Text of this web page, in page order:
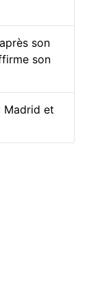
son
son
Madrid et